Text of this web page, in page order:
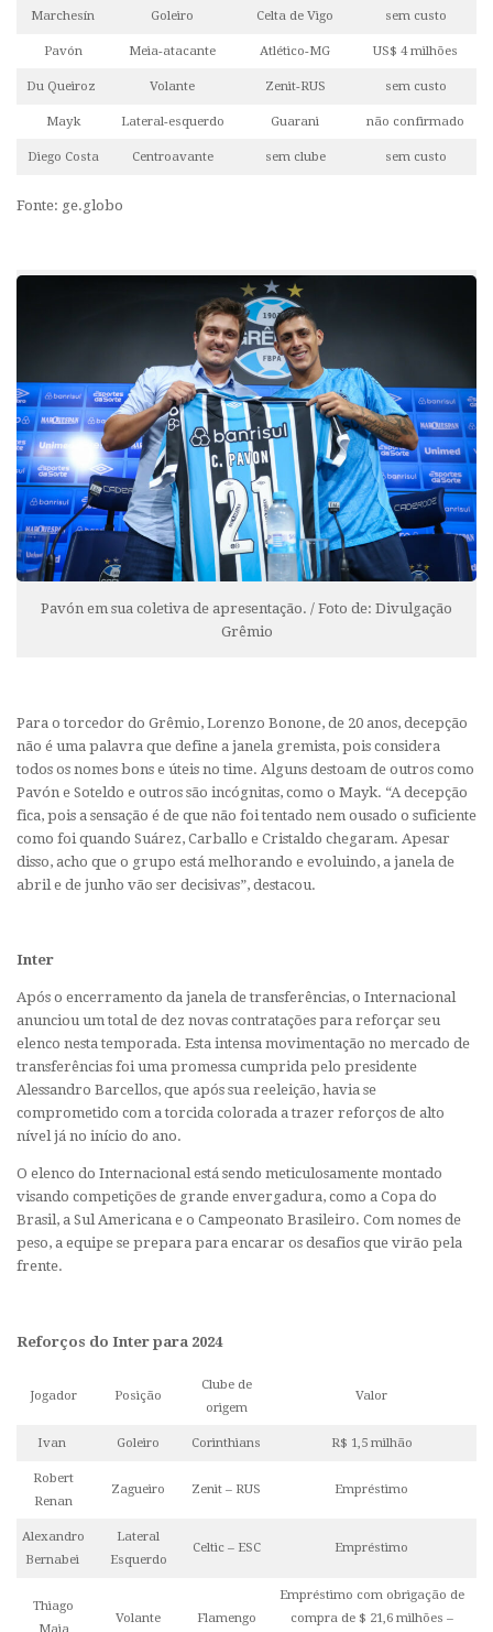
Marchesín Goleiro Celta de Vigo sem custo
Pavón Meia-atacante Atlético-MG US$ 4 milhões
Du Queiroz Volante Zenit-RUS sem custo
Mayk Lateral-esquerdo Guarani não confirmado
Diego Costa Centroavante sem clube sem custo
Fonte: ge.globo
Pavón em sua coletiva de apresentação. / Foto de: Divulgação
Grêmio
Para o torcedor do Grêmio, Lorenzo Bonone, de 20 anos, decepção
não é uma palavra que define a janela gremista, pois considera
todos os nomes bons e úteis no time. Alguns destoam de outros como
Pavón e Soteldo e outros são incógnitas, como o Mayk. “A decepção
fica, pois a sensação é de que não foi tentado nem ousado o suficiente
como foi quando Suárez, Carballo e Cristaldo chegaram. Apesar
disso, acho que o grupo está melhorando e evoluindo, a janela de
abril e de junho vão ser decisivas”, destacou.
Inter
Após o encerramento da janela de transferências, o Internacional
anunciou um total de dez novas contratações para reforçar seu
elenco nesta temporada. Esta intensa movimentação no mercado de
transferências foi uma promessa cumprida pelo presidente
Alessandro Barcellos, que após sua reeleição, havia se
comprometido com a torcida colorada a trazer reforços de alto
nível já no início do ano.
O elenco do Internacional está sendo meticulosamente montado
visando competições de grande envergadura, como a Copa do
Brasil, a Sul Americana e o Campeonato Brasileiro. Com nomes de
peso, a equipe se prepara para encarar os desafios que virão pela
frente.
Reforços do Inter para 2024
Jogador Posição
Clube de
origem
Valor
Ivan Goleiro Corinthians R$ 1,5 milhão
Robert
Renan
Zagueiro Zenit – RUS Empréstimo
Alexandro
Bernabei
Lateral
Esquerdo
Celtic – ESC Empréstimo
Thiago
Maia
Volante Flamengo
Empréstimo com obrigação de
compra de $ 21,6 milhões –